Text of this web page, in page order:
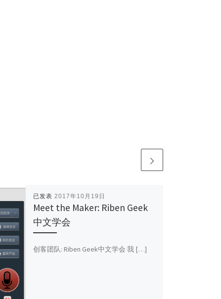
已发表 2017年10月19日
Meet the Maker: Riben Geek
中文学会
创客团队: Riben Geek中文学会 我 […]